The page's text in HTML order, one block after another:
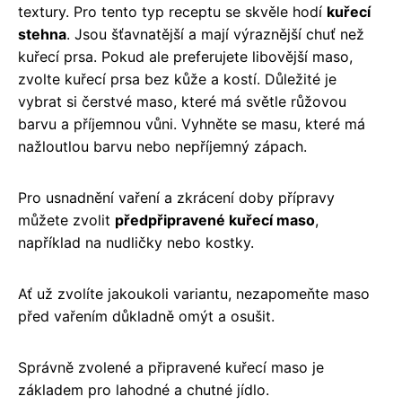
textury. Pro tento typ receptu se skvěle hodí kuřecí
stehna. Jsou šťavnatější a mají výraznější chuť než
kuřecí prsa. Pokud ale preferujete libovější maso,
zvolte kuřecí prsa bez kůže a kostí. Důležité je
vybrat si čerstvé maso, které má světle růžovou
barvu a příjemnou vůni. Vyhněte se masu, které má
nažloutlou barvu nebo nepříjemný zápach.
Pro usnadnění vaření a zkrácení doby přípravy
můžete zvolit předpřipravené kuřecí maso,
například na nudličky nebo kostky.
Ať už zvolíte jakoukoli variantu, nezapomeňte maso
před vařením důkladně omýt a osušit.
Správně zvolené a připravené kuřecí maso je
základem pro lahodné a chutné jídlo.